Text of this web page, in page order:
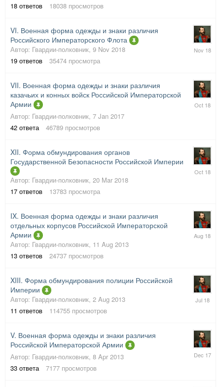
18 ответов 18038 просмотров
VI. Военная форма одежды и знаки различия
Российского Императорского Флота
Автор: Гвардии-полковник, 9 Nov 2018
19 ответов 35474 просмотра
12
VII. Военная форма одежды и знаки различия
казачьих и конных войск Российской Императорской
Армии
Автор: Гвардии-полковник, 7 Jan 2017
42 ответа 46789 просмотров
22
XII. Форма обмундирования органов
Государственной Безопасности Российской Империи
Автор: Гвардии-полковник, 20 Mar 2018
17 ответов 13783 просмотра
19
IX. Военная форма одежды и знаки различия
отдельных корпусов Российской Императорской
Армии
Автор: Гвардии-полковник, 11 Aug 2013
13 ответов 24737 просмотров
17
Aug
XIII. Форма обмундирования полиции Российской
Империи
Автор: Гвардии-полковник, 2 Aug 2013
11 ответов 114755 просмотров
14
V. Военная форма одежды и знаки различия
Российской Императорской Армии
Автор: Гвардии-полковник, 8 Apr 2013
33 ответа 7177 просмотров
31